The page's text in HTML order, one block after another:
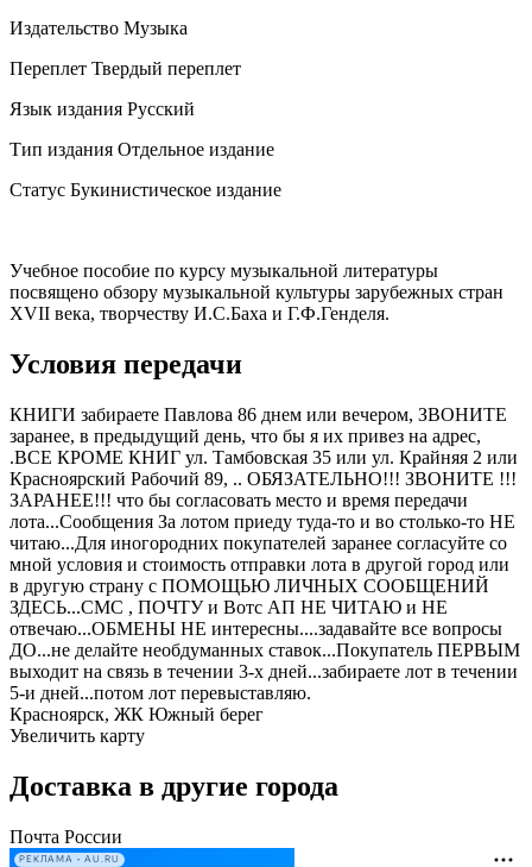
Издательство Музыка
Переплет Твердый переплет
Язык издания Русский
Тип издания Отдельное издание
Статус Букинистическое издание
Учебное пособие по курсу музыкальной литературы
посвящено обзору музыкальной культуры зарубежных стран
XVII века, творчеству И.С.Баха и Г.Ф.Генделя.
Условия передачи
КНИГИ забираете Павлова 86 днем или вечером, ЗВОНИТЕ
заранее, в предыдущий день, что бы я их привез на адрес,
.ВСЕ КРОМЕ КНИГ ул. Тамбовская 35 или ул. Крайняя 2 или
Красноярский Рабочий 89, .. ОБЯЗАТЕЛЬНО!!! ЗВОНИТЕ !!!
ЗАРАНЕЕ!!! что бы согласовать место и время передачи
лота...Сообщения За лотом приеду туда-то и во столько-то НЕ
читаю...Для иногородних покупателей заранее согласуйте со
мной условия и стоимость отправки лота в другой город или
в другую страну с ПОМОЩЬЮ ЛИЧНЫХ СООБЩЕНИЙ
ЗДЕСЬ...СМС , ПОЧТУ и Вотс АП НЕ ЧИТАЮ и НЕ
отвечаю...ОБМЕНЫ НЕ интересны....задавайте все вопросы
ДО...не делайте необдуманных ставок...Покупатель ПЕРВЫМ
выходит на связь в течении 3-х дней...забираете лот в течении
5-и дней...потом лот перевыставляю.
Красноярск, ЖК Южный берег
Увеличить карту
Доставка в другие города
Почта России
РЕКЛАМА • AU.RU